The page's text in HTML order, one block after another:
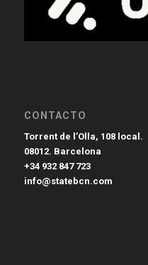
CONTACTO
Torrent de l’Olla, 108 local.
08012. Barcelona
+34 932 847 723
info@statebcn.com